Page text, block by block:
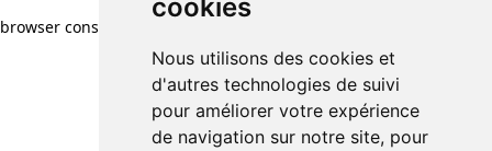
cookies
Nous utilisons des cookies et
d'autres technologies de suivi
pour améliorer votre expérience
de navigation sur notre site, pour
browser console for more information)